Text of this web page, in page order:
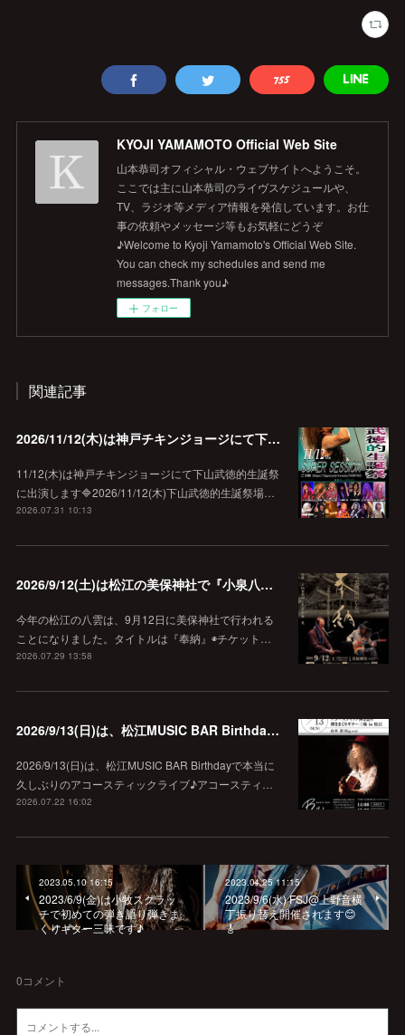
KYOJI YAMAMOTO Official Web Site
山本恭司オフィシャル・ウェブサイトへようこそ。
ここでは主に山本恭司のライヴスケジュールや、
TV、ラジオ等メディア情報を発信しています。お仕
事の依頼やメッセージ等もお気軽にどうぞ
♪Welcome to Kyoji Yamamoto's Official Web Site.
You can check my schedules and send me
messages.Thank you♪
フォロー
関連記事
2026/11/12(木)は神戸チキンジョージにて下山武徳的生誕祭に出演します♪
11/12(木)は神戸チキンジョージにて下山武徳的生誕祭
に出演します🔷2026/11/12(木)下山武徳的生誕祭場…
2026.07.31 10:13
2026/9/12(土)は松江の美保神社で『小泉八雲朗読のしらべ』
今年の松江の八雲は、9月12日に美保神社で行われる
ことになりました。タイトルは『奉納』◉チケット…
2026.07.29 13:58
2026/9/13(日)は、松江MUSIC BAR Birthdayでアコースティック弾き語り弾きまくりギター三昧♪
2026/9/13(日)は、松江MUSIC BAR Birthdayで本当に
久しぶりのアコースティックライブ♪アコースティ…
2026.07.22 16:02
2023.05.10 16:15
2023/6/9(金)は小牧スクラッ
チで初めての弾き語り弾きま
くりギター三昧です♪
2023.04.25 11:15
2023/9/6(水) FSJ@上野音横
丁振り替え開催されます😊
🎸
0コメント